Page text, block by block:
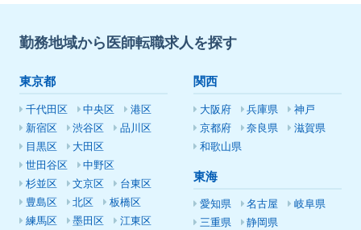
勤務地域から医師転職求人を探す
東京都
千代田区 中央区
港区
新宿区
渋谷区
品川区
目黒区
大田区
世田谷区
中野区
杉並区
文京区
台東区
豊島区
北区
板橋区
練馬区
墨田区
江東区
関西
大阪府 兵庫県
神戸
京都府
奈良県
滋賀県
和歌山県
東海
愛知県 名古屋
岐阜県
三重県
静岡県